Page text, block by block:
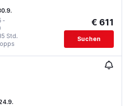
-
Std.
€ 611
Suchen